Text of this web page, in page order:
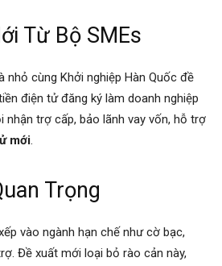
Từ Bộ SMEs
nhỏ cùng Khởi nghiệp Hàn Quốc đề
điện tử đăng ký làm doanh nghiệp
nhận trợ cấp, bảo lãnh vay vốn, hỗ trợ
mới.
Trọng
vào ngành hạn chế như cờ bạc,
Đề xuất mới loại bỏ rào cản này,